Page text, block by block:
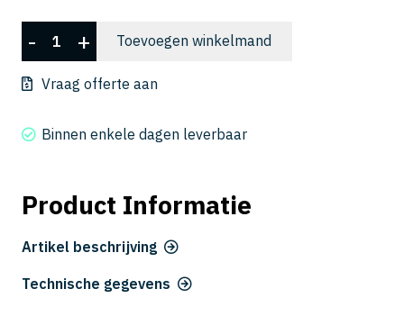
CSELB
2050-
250
- + Toevoegen winkelmand
Vraag offerte aan
Binnen enkele dagen leverbaar
Product Informatie
Artikel beschrijving
Technische gegevens